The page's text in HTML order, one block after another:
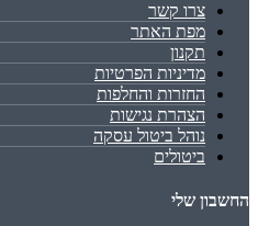
צרו קשר
מפת האתר
תקנון
מדיניות הפרטיות
החזרות והחלפות
הצהרת נגישות
נוהל ביטול עסקה
ביטולים
החשבון שלי